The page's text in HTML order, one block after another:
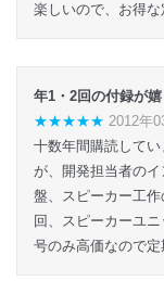
楽しいので、お得な
年1・2回の付録が
★★★★★ 2012年
十数年間購読して
が、開発担当者の
盤、スピーカー工
回、スピーカーユ
号のみ高価なので定